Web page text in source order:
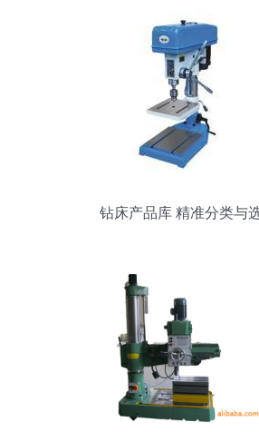
钻床产品库 精准分类与